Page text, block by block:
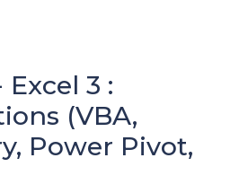
3 :
(VBA,
Power Pivot,